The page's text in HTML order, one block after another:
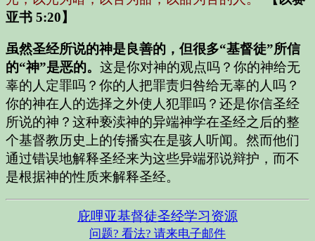
亚书 5:20】
虽然圣经所说的神是良善的，但很多“基督徒”所信
的“神”是恶的。 这是你对神的观点吗？你的神给无
辜的人定罪吗？你的人把罪责归咎给无辜的人吗？
你的神在人的选择之外使人犯罪吗？还是你信圣经
所说的神？这种亵渎神的异端神学在圣经之后的整
个基督教历史上的传播实在是骇人听闻。然而他们
通过错误地解释圣经来为这些异端邪说辩护，而不
是根据神的性质来解释圣经。
庇哩亚基督徒圣经学习资源
问题? 看法? 请来电子邮件